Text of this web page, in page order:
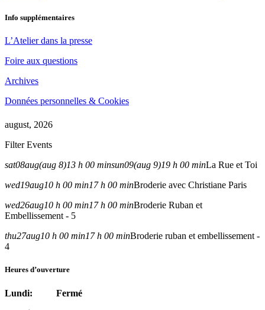
Info supplémentaires
L’Atelier dans la presse
Foire aux questions
Archives
Données personnelles & Cookies
august, 2026
Filter Events
sat08aug(aug 8)13 h 00 minsun09(aug 9)19 h 00 minLa Rue et Toi
wed19aug10 h 00 min17 h 00 minBroderie avec Christiane Paris
wed26aug10 h 00 min17 h 00 minBroderie Ruban et
Embellissement - 5
thu27aug10 h 00 min17 h 00 minBroderie ruban et embellissement -
4
Heures d’ouverture
Lundi: Fermé